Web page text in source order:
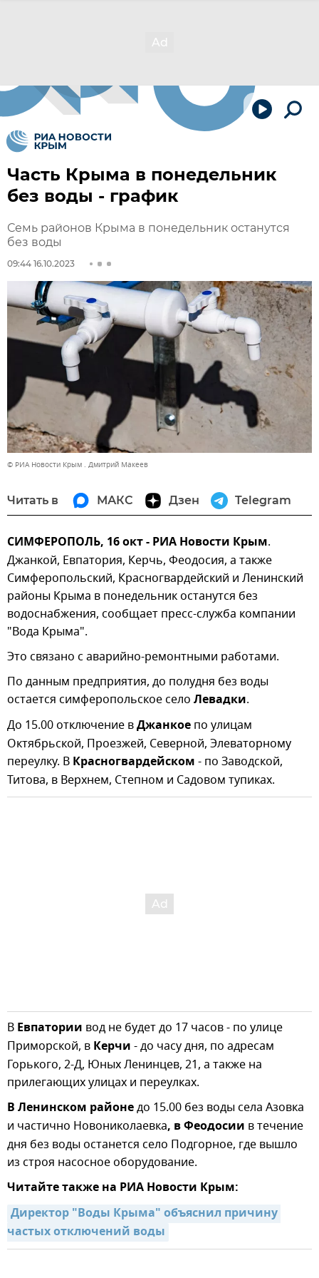
Часть Крыма в понедельник
без воды - график
Семь районов Крыма в понедельник останутся
без воды
09:44 16.10.2023
© РИА Новости Крым . Дмитрий Макеев
Читать в МАКС Дзен Telegram
СИМФЕРОПОЛЬ, 16 окт - РИА Новости Крым.
Джанкой, Евпатория, Керчь, Феодосия, а также
Симферопольский, Красногвардейский и Ленинский
районы Крыма в понедельник останутся без
водоснабжения, сообщает пресс-служба компании
"Вода Крыма".
Это связано с аварийно-ремонтными работами.
По данным предприятия, до полудня без воды
остается симферопольское село Левадки.
До 15.00 отключение вДжанкое по улицам
Октябрьской, Проезжей, Северной, Элеваторному
переулку. В Красногвардейском - по Заводской,
Титова, в Верхнем, Степном и Садовом тупиках.
В Евпатории вод не будет до 17 часов - по улице
Приморской, в Керчи - до часу дня, по адресам
Горького, 2-Д, Юных Ленинцев, 21, а также на
прилегающих улицах и переулках.
В Ленинском районедо 15.00 без воды села Азовка
и частично Новониколаевка, в Феодосии в течение
дня без воды останется село Подгорное, где вышло
из строя насосное оборудование.
Читайте также на РИА Новости Крым:
Директор "Воды Крыма" объяснил причину
частых отключений воды